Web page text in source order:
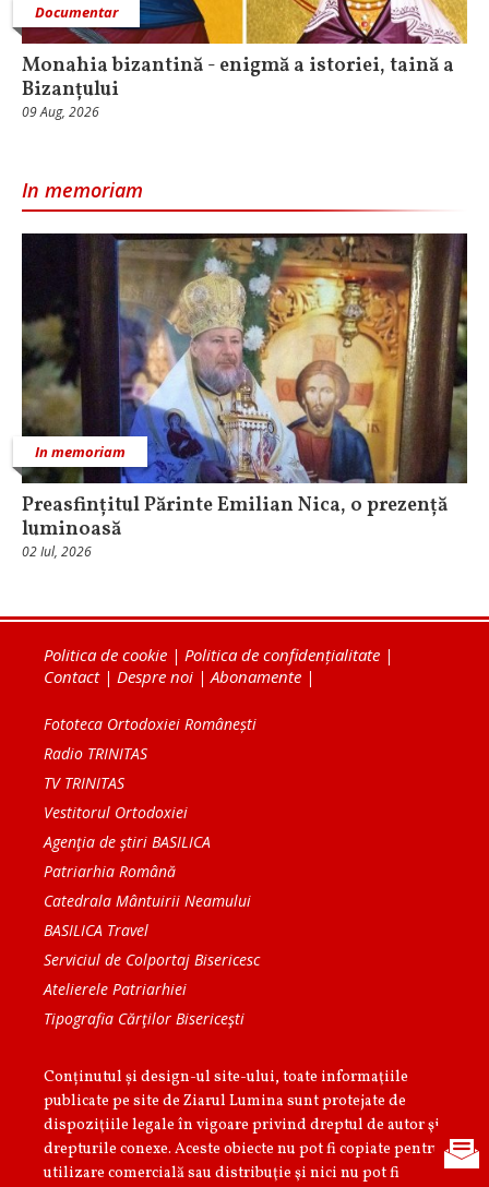
Documentar
Monahia bizantină - enigmă a istoriei, taină a
Bizanțului
09 Aug, 2026
In memoriam
In memoriam
Preasfințitul Părinte Emilian Nica, o prezență
luminoasă
02 Iul, 2026
Politica de cookie | Politica de confidențialitate |
Contact| Despre noi |Abonamente |
Fototeca Ortodoxiei Românești
Radio TRINITAS
TV TRINITAS
Vestitorul Ortodoxiei
Agenţia de ştiri BASILICA
Patriarhia Română
Catedrala Mântuirii Neamului
BASILICA Travel
Serviciul de Colportaj Bisericesc
Atelierele Patriarhiei
Tipografia Cărţilor Bisericeşti
Conținutul și design-ul site-ului, toate informaţiile
publicate pe site de Ziarul Lumina sunt protejate de
dispoziţiile legale în vigoare privind dreptul de autor şi
drepturile conexe. Aceste obiecte nu pot fi copiate pentru
utilizare comercială sau distribuţie şi nici nu pot fi